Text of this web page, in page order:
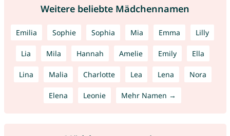
Weitere beliebte Mädchennamen
Emilia Sophie Sophia Mia Emma Lilly
Lia Mila Hannah Amelie Emily Ella
Lina Malia Charlotte Lea Lena Nora
Elena Leonie Mehr Namen →